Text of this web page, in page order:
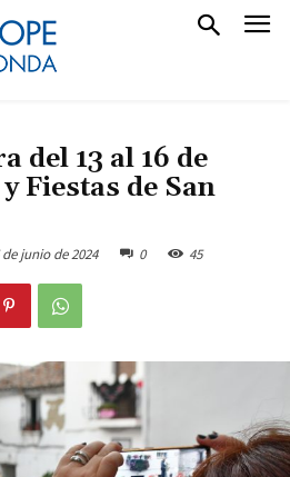
del 13 al 16 de
Fiestas de San
de junio de 2024 0 45